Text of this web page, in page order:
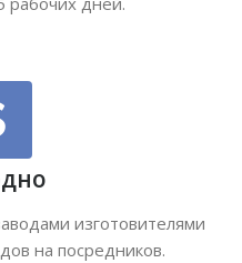
изготовителями
на посредников.